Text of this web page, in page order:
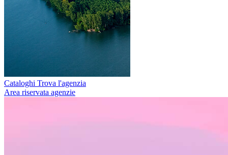
Cataloghi Trova l'agenzia
Area riservata agenzie